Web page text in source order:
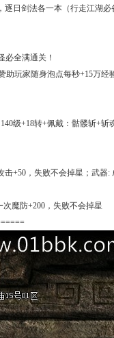
日剑法各一本（行走江湖
必全满通关！
玩家随身泡点每秒+15万经
级+18转+佩戴：骷髅斩+
+50，失败不会掉星；武器:
次魔防+200，失败不会掉星